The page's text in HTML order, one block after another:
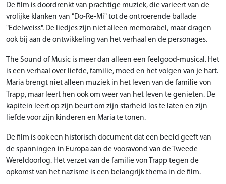
De film is doordrenkt van prachtige muziek, die varieert van de
vrolijke klanken van "Do-Re-Mi" tot de ontroerende ballade
"Edelweiss". De liedjes zijn niet alleen memorabel, maar dragen
ook bij aan de ontwikkeling van het verhaal en de personages.
The Sound of Music is meer dan alleen een feelgood-musical. Het
is een verhaal over liefde, familie, moed en het volgen van je hart.
Maria brengt niet alleen muziek in het leven van de familie von
Trapp, maar leert hen ook om weer van het leven te genieten. De
kapitein leert op zijn beurt om zijn starheid los te laten en zijn
liefde voor zijn kinderen en Maria te tonen.
De film is ook een historisch document dat een beeld geeft van
de spanningen in Europa aan de vooravond van de Tweede
Wereldoorlog. Het verzet van de familie von Trapp tegen de
opkomst van het nazisme is een belangrijk thema in de film.